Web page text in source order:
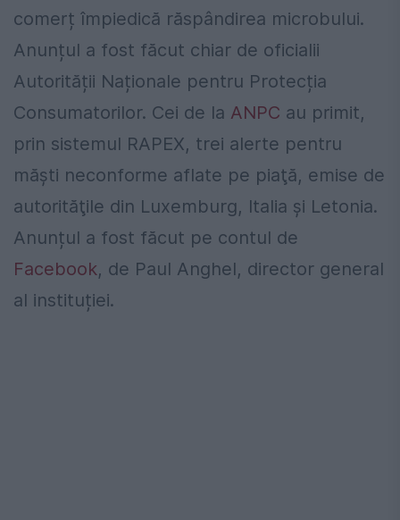
comerț împiedică răspândirea microbului.
Anunțul a fost făcut chiar de oficialii
Autorității Naționale pentru Protecția
Consumatorilor. Cei de la ANPC au primit,
prin sistemul RAPEX, trei alerte pentru
măşti neconforme aflate pe piaţă, emise de
autorităţile din Luxemburg, Italia şi Letonia.
Anunțul a fost făcut pe contul de
Facebook, de Paul Anghel, director general
al instituției.